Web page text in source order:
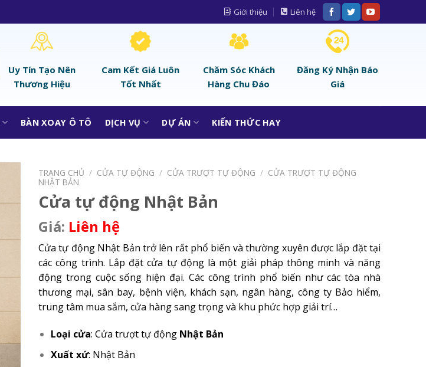
Giới thiệu Liên hệ
Uy Tín Tạo Nên
Thương Hiệu
Cam Kết Giá Luôn
Tốt Nhất
Chăm Sóc Khách
Hàng Chu Đáo
Đăng Ký Nhận Báo
Giá
BÀN XOAY Ô TÔ DỊCH VỤ DỰ ÁN KIẾN THỨC HAY
TRANG CHỦ / CỬA TỰ ĐỘNG / CỬA TRƯỢT TỰ ĐỘNG / CỬA TRƯỢT TỰ ĐỘNG
NHẬT BẢN
Cửa tự động Nhật Bản
Liên hệ
Cửa tự động Nhật Bản trở lên rất phổ biến và thường xuyên được lắp đặt tại
các công trình. Lắp đặt cửa tự động là một giải pháp thông minh và năng
động trong cuộc sống hiện đại. Các công trình phổ biến như các tòa nhà
thương mại, sân bay, bệnh viện, khách sạn, ngân hàng, công ty Bảo hiểm,
trung tâm mua sắm, cửa hàng sang trọng và khu phức hợp giải trí…
Loại cửa: Cửa trượt tự động Nhật Bản
Xuất xứ: Nhật Bản